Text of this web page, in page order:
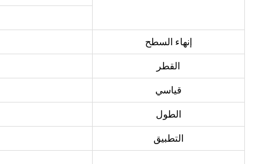
إنهاء السطح
القطر
قياسي
الطول
التطبيق